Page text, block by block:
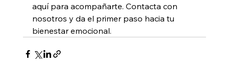
aquí para acompañarte. Contacta con
nosotros y da el primer paso hacia tu
bienestar emocional.